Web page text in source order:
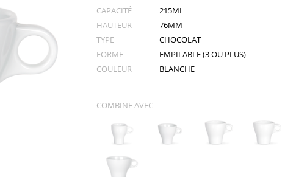
CAPACITÉ
215ML
HAUTEUR
76MM
TYPE
CHOCOLAT
FORME
EMPILABLE (3 OU PLUS)
COULEUR
BLANCHE
COMBINE AVEC